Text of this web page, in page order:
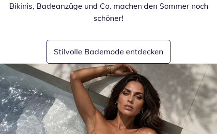
Bikinis, Badeanzüge und Co. machen den Sommer noch
schöner!
Stilvolle Bademode entdecken